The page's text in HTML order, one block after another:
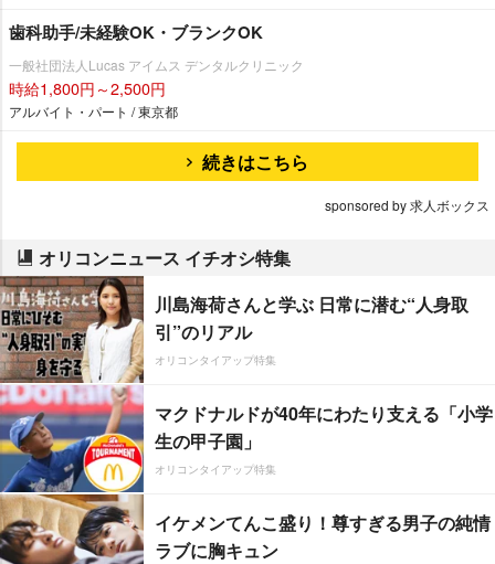
歯科助手/未経験OK・ブランクOK
一般社団法人Lucas アイムス デンタルクリニック
時給1,800円～2,500円
アルバイト・パート / 東京都
続きはこちら
sponsored by 求人ボックス
オリコンニュース イチオシ特集
川島海荷さんと学ぶ 日常に潜む“人身取
引”のリアル
オリコンタイアップ特集
マクドナルドが40年にわたり支える「小学
生の甲子園」
オリコンタイアップ特集
イケメンてんこ盛り！尊すぎる男子の純情
ラブに胸キュン